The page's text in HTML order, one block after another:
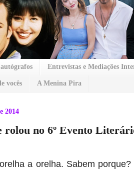
Entrevistas e Mediações
vocês A Menina Pira
2014
rolou no 6º Evento
a orelha. Sabem